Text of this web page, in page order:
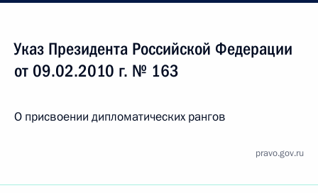
Указ Президента Российской Федерации
от 09.02.2010 г. № 163
О присвоении дипломатических рангов
pravo.gov.ru